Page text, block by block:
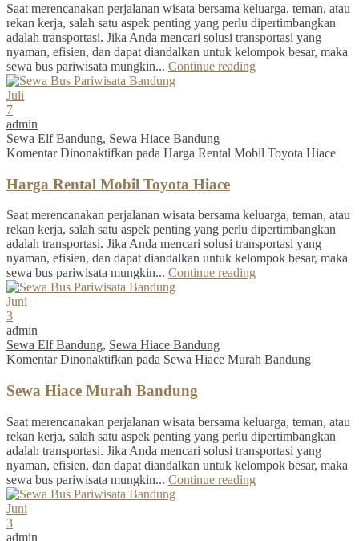
Saat merencanakan perjalanan wisata bersama keluarga, teman, atau
rekan kerja, salah satu aspek penting yang perlu dipertimbangkan
adalah transportasi. Jika Anda mencari solusi transportasi yang
nyaman, efisien, dan dapat diandalkan untuk kelompok besar, maka
sewa bus pariwisata mungkin... Continue reading
Juli
7
admin
Sewa Elf Bandung, Sewa Hiace Bandung
Komentar Dinonaktifkan pada Harga Rental Mobil Toyota Hiace
Harga Rental Mobil Toyota Hiace
Saat merencanakan perjalanan wisata bersama keluarga, teman, atau
rekan kerja, salah satu aspek penting yang perlu dipertimbangkan
adalah transportasi. Jika Anda mencari solusi transportasi yang
nyaman, efisien, dan dapat diandalkan untuk kelompok besar, maka
sewa bus pariwisata mungkin... Continue reading
Juni
3
admin
Sewa Elf Bandung, Sewa Hiace Bandung
Komentar Dinonaktifkan pada Sewa Hiace Murah Bandung
Sewa Hiace Murah Bandung
Saat merencanakan perjalanan wisata bersama keluarga, teman, atau
rekan kerja, salah satu aspek penting yang perlu dipertimbangkan
adalah transportasi. Jika Anda mencari solusi transportasi yang
nyaman, efisien, dan dapat diandalkan untuk kelompok besar, maka
sewa bus pariwisata mungkin... Continue reading
Juni
3
admin